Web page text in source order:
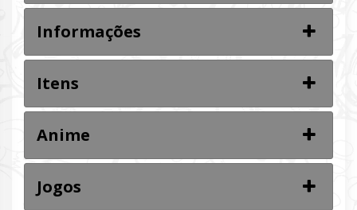
Informações
Itens
Anime
Jogos